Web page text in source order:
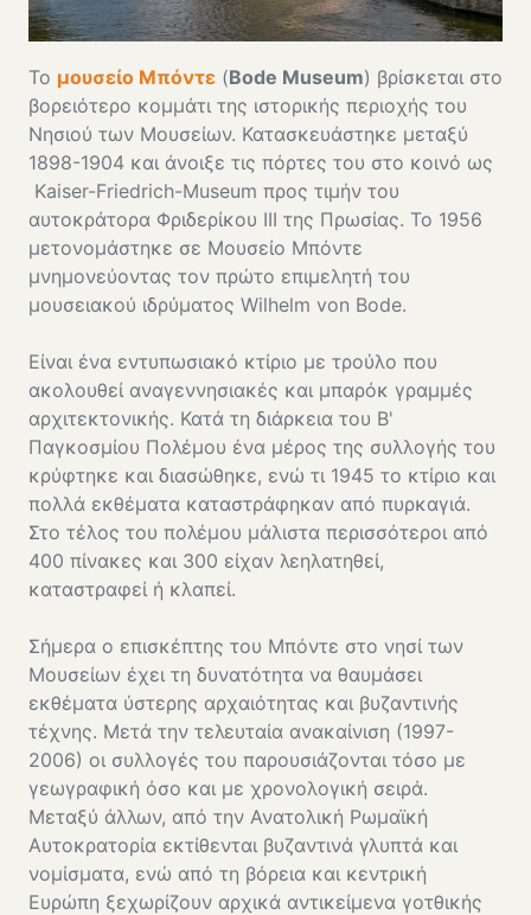
Το μουσείο Μπόντε (Bode Museum) βρίσκεται στο
βορειότερο κομμάτι της ιστορικής περιοχής του
Νησιού των Μουσείων. Κατασκευάστηκε μεταξύ
1898-1904 και άνοιξε τις πόρτες του στο κοινό ως
Kaiser-Friedrich-Museum προς τιμήν του
αυτοκράτορα Φριδερίκου III της Πρωσίας. Το 1956
μετονομάστηκε σε Μουσείο Μπόντε
μνημονεύοντας τον πρώτο επιμελητή του
μουσειακού ιδρύματος Wilhelm von Bode.
Είναι ένα εντυπωσιακό κτίριο με τρούλο που
ακολουθεί αναγεννησιακές και μπαρόκ γραμμές
αρχιτεκτονικής. Κατά τη διάρκεια του Β'
Παγκοσμίου Πολέμου ένα μέρος της συλλογής του
κρύφτηκε και διασώθηκε, ενώ τι 1945 το κτίριο και
πολλά εκθέματα καταστράφηκαν από πυρκαγιά.
Στο τέλος του πολέμου μάλιστα περισσότεροι από
400 πίνακες και 300 είχαν λεηλατηθεί,
καταστραφεί ή κλαπεί.
Σήμερα ο επισκέπτης του Μπόντε στο νησί των
Μουσείων έχει τη δυνατότητα να θαυμάσει
εκθέματα ύστερης αρχαιότητας και βυζαντινής
τέχνης. Μετά την τελευταία ανακαίνιση (1997-
2006) οι συλλογές του παρουσιάζονται τόσο με
γεωγραφική όσο και με χρονολογική σειρά.
Μεταξύ άλλων, από την Ανατολική Ρωμαϊκή
Αυτοκρατορία εκτίθενται βυζαντινά γλυπτά και
νομίσματα, ενώ από τη βόρεια και κεντρική
Ευρώπη ξεχωρίζουν αρχικά αντικείμενα γοτθικής